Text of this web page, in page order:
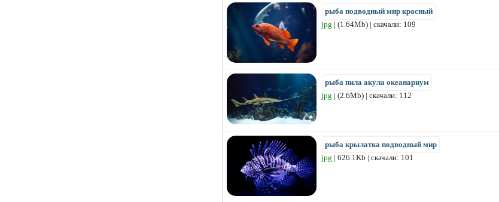
рыба подводный мир красный
jpg | (1.64Mb) | скачали: 109
рыба пила акула океанариум
jpg | (2.6Mb) | скачали: 112
рыба крылатка подводный мир
jpg | 626.1Kb | скачали: 101